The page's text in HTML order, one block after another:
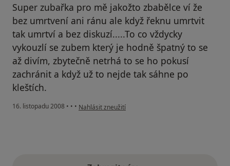
Super zubařka pro mě jakožto zbabělce ví že
bez umrtvení ani ránu ale když řeknu umrtvit
tak umrtví a bez diskuzí.....To co vždycky
vykouzlí se zubem který je hodně špatný to se
až divím, zbytečně netrhá to se ho pokusí
zachránit a když už to nejde tak sáhne po
kleštích.
16. listopadu 2008 • • • podle názoru uživatele P.Z
Nahlásit zneužití